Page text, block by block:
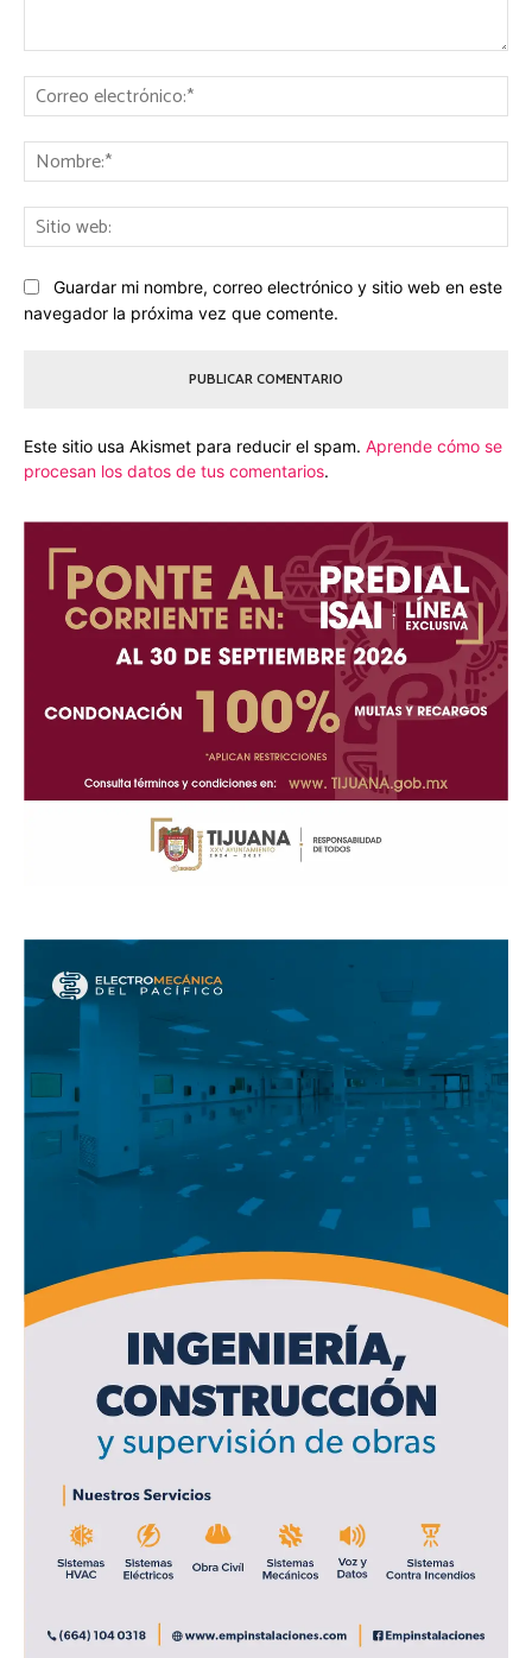
Guardar mi nombre, correo electrónico y sitio web en este
navegador la próxima vez que comente.
Este sitio usa Akismet para reducir el spam. Aprende cómo se
procesan los datos de tus comentarios.